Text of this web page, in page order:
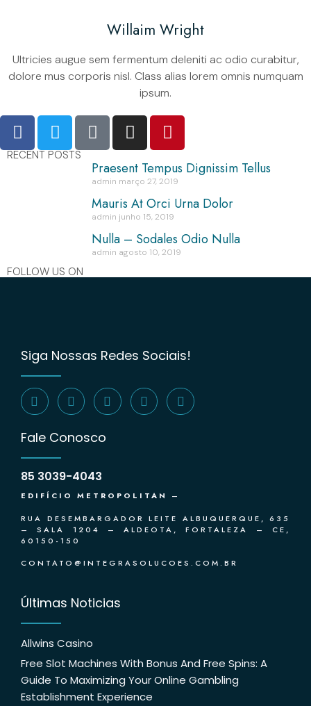
Willaim Wright
Ultricies augue sem fermentum deleniti ac odio curabitur,
dolore mus corporis nisl. Class alias lorem omnis numquam
ipsum.
RECENT POSTS
Praesent Tempus Dignissim Tellus
admin março 27, 2019
Mauris At Orci Urna Dolor
admin junho 15, 2019
Nulla – Sodales Odio Nulla
admin agosto 10, 2019
FOLLOW US ON
Últimas Noticias
Allwins Casino
Free Slot Machines With Bonus And Free Spins: A
Guide To Maximizing Your Online Gambling
Establishment Experience
Fale Conosco
85 3039-4043
EDIFÍCIO METROPOLITAN –
RUA DESEMBARGADOR LEITE ALBUQUERQUE, 635
– SALA 1204 – ALDEOTA, FORTALEZA – CE,
60150-150
CONTATO@INTEGRASOLUCOES.COM.BR
Siga Nossas Redes Sociais!